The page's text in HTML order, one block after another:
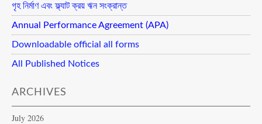
গৃহ নির্মাণ এবং ফ্ল্যাট ক্রয় ঋন সংক্রান্ত
Annual Performance Agreement (APA)
Downloadable official all forms
All Published Notices
ARCHIVES
July 2026